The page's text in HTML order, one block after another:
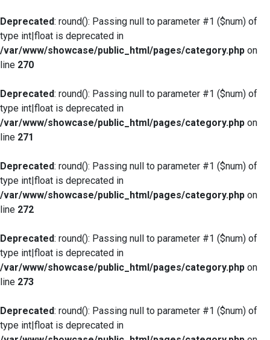
Deprecated: round(): Passing null to parameter #1 ($num) of
type int|float is deprecated in
/var/www/showcase/public_html/pages/category.php on
line 270
Deprecated: round(): Passing null to parameter #1 ($num) of
type int|float is deprecated in
/var/www/showcase/public_html/pages/category.php on
line 271
Deprecated: round(): Passing null to parameter #1 ($num) of
type int|float is deprecated in
/var/www/showcase/public_html/pages/category.php on
line 272
Deprecated: round(): Passing null to parameter #1 ($num) of
type int|float is deprecated in
/var/www/showcase/public_html/pages/category.php on
line 273
Deprecated: round(): Passing null to parameter #1 ($num) of
type int|float is deprecated in